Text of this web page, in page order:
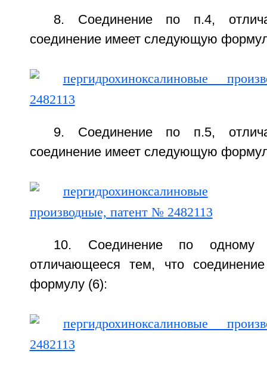
8. Соединение по п.4,
соединение имеет следующую
9. Соединение по п.5,
соединение имеет следующую
10. Соединение по
отличающееся тем, что
формулу (6):